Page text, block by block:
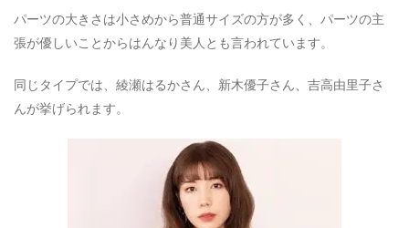
パーツの大きさは小さめから普通サイズの方が多く、パーツの主
張が優しいことからはんなり美人とも言われています。
同じタイプでは、綾瀬はるかさん、新木優子さん、吉高由里子さ
んが挙げられます。